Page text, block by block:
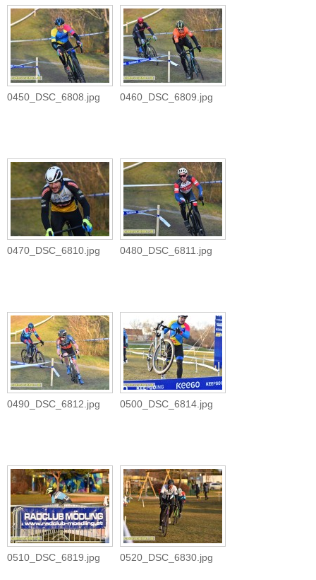
0450_DSC_6808.jpg 0460_DSC_6809.jpg
0470_DSC_6810.jpg 0480_DSC_6811.jpg
0490_DSC_6812.jpg 0500_DSC_6814.jpg
0510_DSC_6819.jpg 0520_DSC_6830.jpg